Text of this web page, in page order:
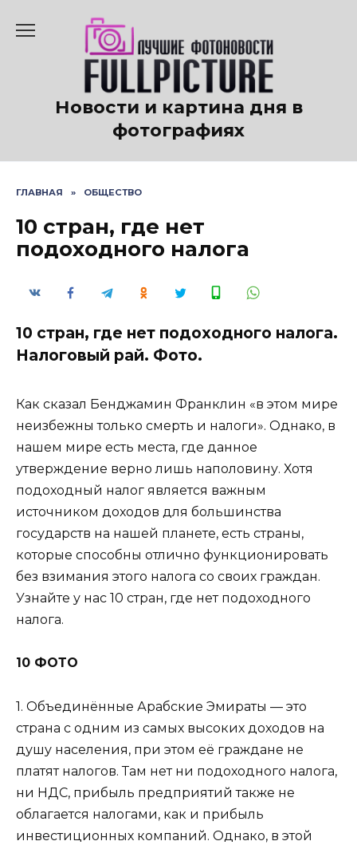
содержанию
Новости и картина дня в
фотографиях
ГЛАВНАЯ » ОБЩЕСТВО
10 стран, где нет
подоходного налога
10 стран, где нет подоходного налога.
Налоговый рай. Фото.
Как сказал Бенджамин Франклин «в этом мире
неизбежны только смерть и налоги». Однако, в
нашем мире есть места, где данное
утверждение верно лишь наполовину. Хотя
подоходный налог является важным
источником доходов для большинства
государств на нашей планете, есть страны,
которые способны отлично функционировать
без взимания этого налога со своих граждан.
Узнайте у нас 10 стран, где нет подоходного
налога.
10 ФОТО
1. Объединённые Арабские Эмираты — это
страна с одним из самых высоких доходов на
душу населения, при этом её граждане не
платят налогов. Там нет ни подоходного налога,
ни НДС, прибыль предприятий также не
облагается налогами, как и прибыль
инвестиционных компаний. Однако, в этой